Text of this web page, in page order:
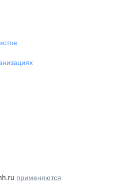
применяются